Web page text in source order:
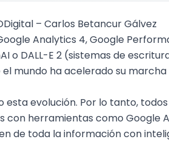
– Carlos Betancur Gálvez
Analytics 4, Google
o DALL-E 2 (sistemas de
mundo ha acelerado su
evolución. Por lo tanto, todos
con herramientas como Google
de toda la información con